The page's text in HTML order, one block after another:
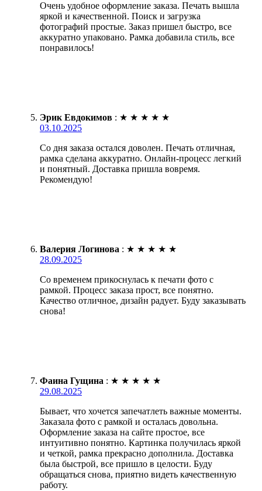
Очень удобное оформление заказа. Печать вышла
яркой и качественной. Поиск и загрузка
фотографий простые. Заказ пришел быстро, все
аккуратно упаковано. Рамка добавила стиль, все
понравилось!
Эрик Евдокимов : ★ ★ ★ ★ ★
03.10.2025
Со дня заказа остался доволен. Печать отличная,
рамка сделана аккуратно. Онлайн-процесс легкий
и понятный. Доставка пришла вовремя.
Рекомендую!
Валерия Логинова : ★ ★ ★ ★ ★
28.09.2025
Со временем прикоснулась к печати фото с
рамкой. Процесс заказа прост, все понятно.
Качество отличное, дизайн радует. Буду заказывать
снова!
Фаина Гущина : ★ ★ ★ ★ ★
29.08.2025
Бывает, что хочется запечатлеть важные моменты.
Заказала фото с рамкой и осталась довольна.
Оформление заказа на сайте простое, все
интуитивно понятно. Картинка получилась яркой
и четкой, рамка прекрасно дополнила. Доставка
была быстрой, все пришло в целости. Буду
обращаться снова, приятно видеть качественную
работу.